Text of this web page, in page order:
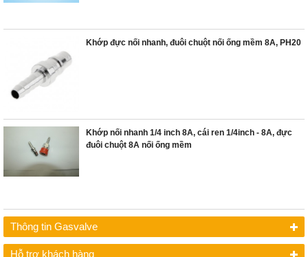
Khớp đực nối nhanh, đuôi chuột nối ống mềm 8A, PH20
Khớp nối nhanh 1/4 inch 8A, cái ren 1/4inch - 8A, đực
đuôi chuột 8A nối ống mềm
Thông tin Gasvalve
Hỗ trợ khách hàng